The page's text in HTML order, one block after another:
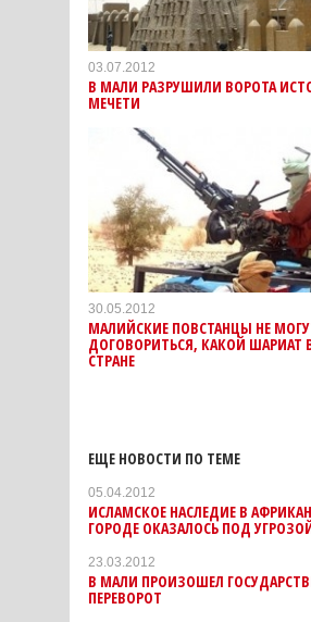
03.07.2012
В МАЛИ РАЗРУШИЛИ ВОРОТА
МЕЧЕТИ
30.05.2012
МАЛИЙСКИЕ ПОВСТАНЦЫ НЕ
ДОГОВОРИТЬСЯ, КАКОЙ ШАРИАТ
СТРАНЕ
ЕЩЕ НОВОСТИ ПО ТЕМЕ
05.04.2012
ИСЛАМСКОЕ НАСЛЕДИЕ В
ГОРОДЕ ОКАЗАЛОСЬ ПОД
23.03.2012
В МАЛИ ПРОИЗОШЕЛ
ПЕРЕВОРОТ